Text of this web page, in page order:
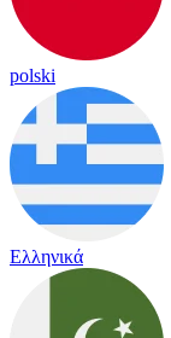
polski
Ελληνικά